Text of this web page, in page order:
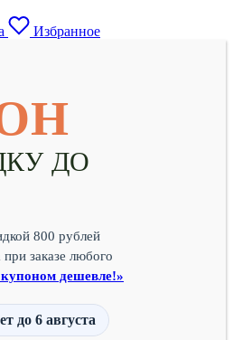
Избранное
ДО
800 рублей
заказе любого
дешевле!»
до 6 августа